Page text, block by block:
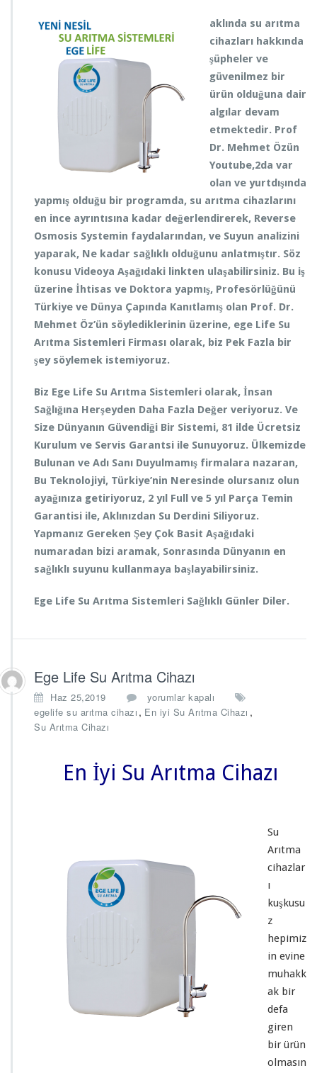
n
a
e
ö
n
i
ç
i
n
aklında su arıtma
cihazları hakkında
şüpheler ve
güvenilmez bir
ürün olduğuna dair
algılar devam
etmektedir. Prof
Dr. Mehmet Özün
Youtube,2da var
olan ve yurtdışında
yapmış olduğu bir programda, su arıtma cihazlarını
en ince ayrıntısına kadar değerlendirerek, Reverse
Osmosis Systemin faydalarından, ve Suyun analizini
yaparak, Ne kadar sağlıklı olduğunu anlatmıştır. Söz
konusu Videoya Aşağıdaki linkten ulaşabilirsiniz. Bu iş
üzerine İhtisas ve Doktora yapmış, Profesörlüğünü
Türkiye ve Dünya Çapında Kanıtlamış olan Prof. Dr.
Mehmet Öz’ün söylediklerinin üzerine, ege Life Su
Arıtma Sistemleri Firması olarak, biz Pek Fazla bir
şey söylemek istemiyoruz.
Biz Ege Life Su Arıtma Sistemleri olarak, İnsan
Sağlığına Herşeyden Daha Fazla Değer veriyoruz. Ve
Size Dünyanın Güvendiği Bir Sistemi, 81 ilde Ücretsiz
Kurulum ve Servis Garantsi ile Sunuyoruz. Ülkemizde
Bulunan ve Adı Sanı Duyulmamış firmalara nazaran,
Bu Teknolojiyi, Türkiye’nin Neresinde olursanız olun
ayağınıza getiriyoruz, 2 yıl Full ve 5 yıl Parça Temin
Garantisi ile, Aklınızdan Su Derdini Siliyoruz.
Yapmanız Gereken Şey Çok Basit Aşağıdaki
numaradan bizi aramak, Sonrasında Dünyanın en
sağlıklı suyunu kullanmaya başlayabilirsiniz.
Ege Life Su Arıtma Sistemleri Sağlıklı Günler Diler.
Ege Life Su Arıtma Cihazı
Haz 25,2019
E
g
e
t
ç
yorumlar kapalı
egelife su arıtma cihazı , En iyi Su Arıtma Cihazı ,
Su Arıtma Cihazı
En İyi Su Arıtma Cihazı
Su
Arıtma
cihazlar
ı
kuşkusu
z
hepimiz
in evine
muhakk
ak bir
defa
giren
bir ürün
olmasın